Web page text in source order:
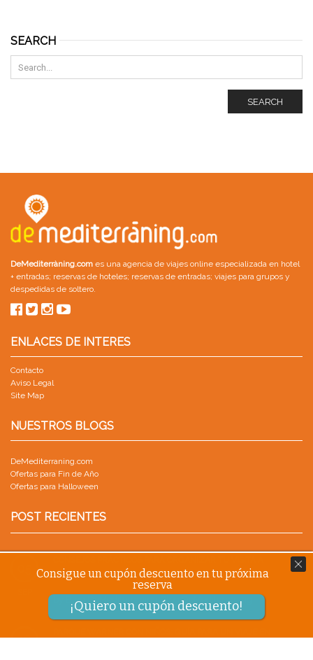
SEARCH
SEARCH
DeMediterràning.com es una agencia de viajes online especializada en hotel
+ entradas; reservas de hoteles; reservas de entradas; viajes para grupos y
despedidas de soltero
ENLACES DE INTERES
Contacto
Aviso Legal
Site Map
NUESTROS BLOGS
DeMediterraning.com
Ofertas para Fin de Año
Ofertas para Halloween
POST RECIENTES
PORTAVENTURA
Blog.DeMediterraning Blog.DeMediterraning
18
Consigue un cupón descuento en tu próxima
reserva
¡Quiero un cupón descuento!